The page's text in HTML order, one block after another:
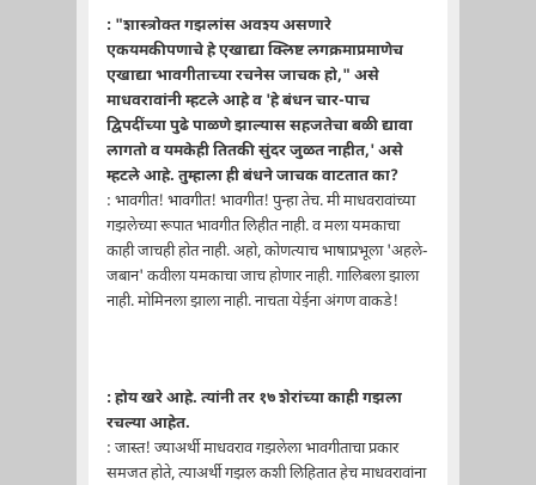
: "शास्त्रोक्त गझलांस अवश्य असणारे
एकयमकीपणाचे हे एखाद्या क्लिष्ट लगक्रमाप्रमाणेच
एखाद्या भावगीताच्या रचनेस जाचक हो," असे
माधवरावांनी म्हटले आहे व 'हे बंधन चार-पाच
द्विपदींच्या पुढे पाळणे झाल्यास सहजतेचा बळी द्यावा
लागतो व यमकेही तितकी सुंदर जुळत नाहीत,' असे
म्हटले आहे. तुम्हाला ही बंधने जाचक वाटतात का?
: भावगीत! भावगीत! भावगीत! पुन्हा तेच. मी माधवरावांच्या
गझलेच्या रूपात भावगीत लिहीत नाही. व मला यमकाचा
काही जाचही होत नाही. अहो, कोणत्याच भाषाप्रभूला 'अहले-
जबान' कवीला यमकाचा जाच होणार नाही. गालिबला झाला
नाही. मोमिनला झाला नाही. नाचता येईना अंगण वाकडे!
: होय खरे आहे. त्यांनी तर १७ शेरांच्या काही गझला
रचल्या आहेत.
: जास्त! ज्याअर्थी माधवराव गझलेला भावगीताचा प्रकार
समजत होते, त्याअर्थी गझल कशी लिहितात हेच माधवरावांना